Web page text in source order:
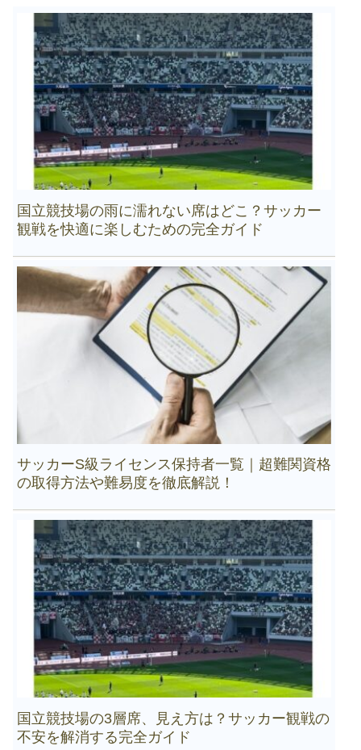
国立競技場の雨に濡れない席はどこ？サッカー
観戦を快適に楽しむための完全ガイド
サッカーS級ライセンス保持者一覧｜超難関資格
の取得方法や難易度を徹底解説！
国立競技場の3層席、見え方は？サッカー観戦の
不安を解消する完全ガイド